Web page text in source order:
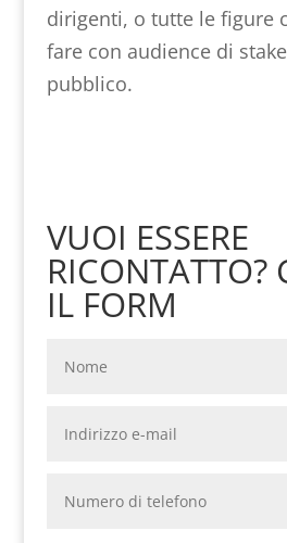
dirigenti, o tutte le figure
fare con audience di
pubblico.
VUOI ESSERE
RICONTATTO?
IL FORM